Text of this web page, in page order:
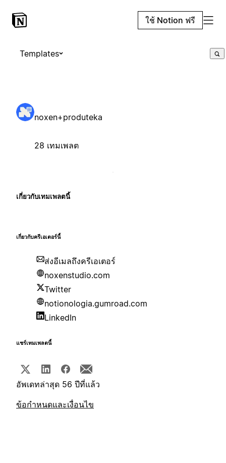
ใช้ Notion ฟรี
Templates
noxen+produteka
28 เทมเพลต
เกี่ยวกับเทมเพลตนี้
เกี่ยวกับครีเอเตอร์นี้
ส่งอีเมลถึงครีเอเตอร์
noxenstudio.com
Twitter
notionologia.gumroad.com
LinkedIn
แชร์เทมเพลตนี้
อัพเดทล่าสุด 56 ปีที่แล้ว
ข้อกำหนดและเงื่อนไข